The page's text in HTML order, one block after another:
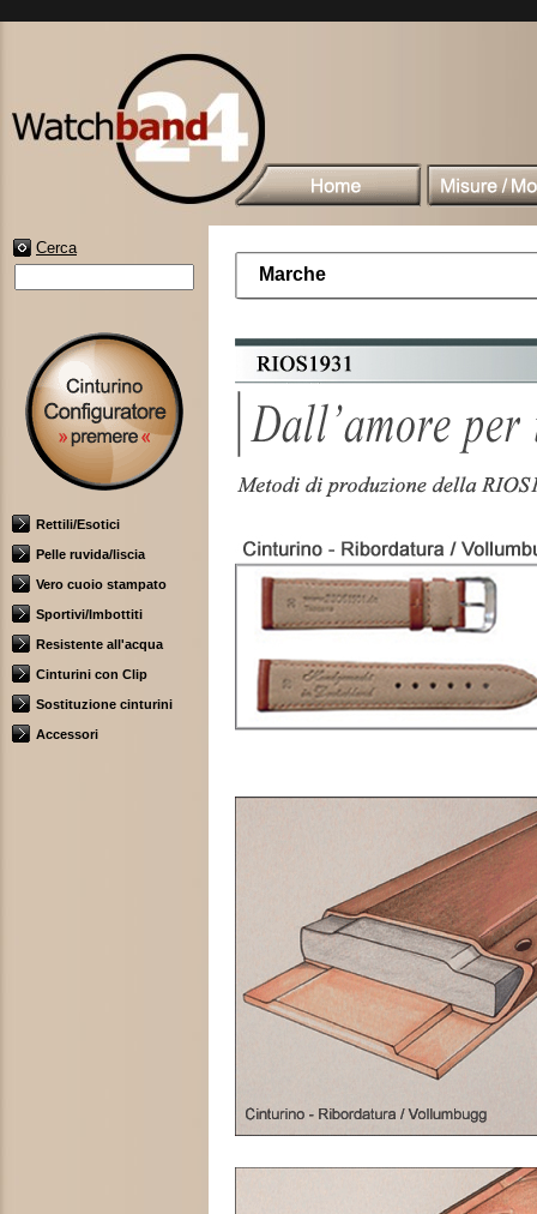
Cerca
Rettili/Esotici
Pelle ruvida/liscia
Vero cuoio stampato
Sportivi/Imbottiti
Resistente all'acqua
Cinturini con Clip
Sostituzione cinturini
Accessori
Marche